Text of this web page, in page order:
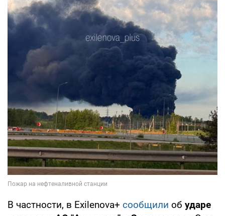
В частности, в Exilenova+ сообщили об ударе